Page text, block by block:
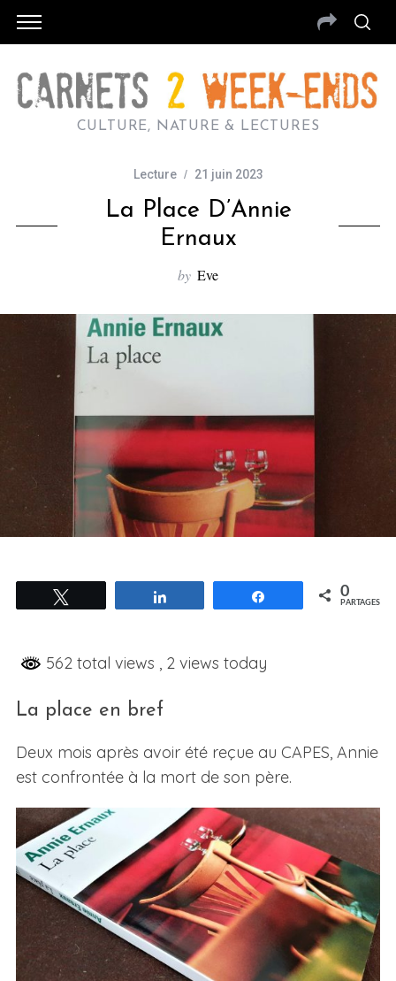
CULTURE, NATURE & LECTURES
Lecture 21 juin 2023
La Place D’Annie
Ernaux
by Eve
Partagez 0
PARTAGES
562 total views , 2 views today
La place en bref
Deux mois après avoir été reçue au CAPES, Annie
est confrontée à la mort de son père.